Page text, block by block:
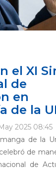
el XI
de
en
de la
2025 08:45
de la
de
de